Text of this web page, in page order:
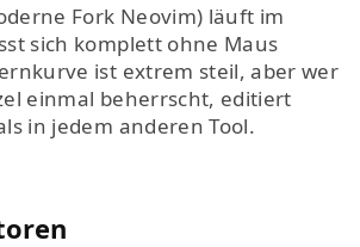
Fork Neovim) läuft im
sich komplett ohne Maus
ist extrem steil, aber wer
einmal beherrscht, editiert
in jedem anderen Tool.